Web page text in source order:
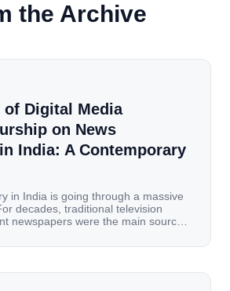
the Archive
of Digital Media
on News
India: A Contemporary
in India is going through a massive
decades, traditional television
newspapers were the main sources
smartphones, and high-speed
first market where consumers